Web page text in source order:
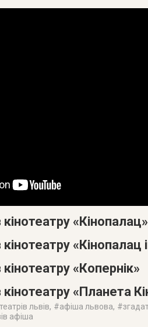
«Кінопалац»
кінотеатру
«Копернік»
«Планета
львів, #афіша львова, #
афіша